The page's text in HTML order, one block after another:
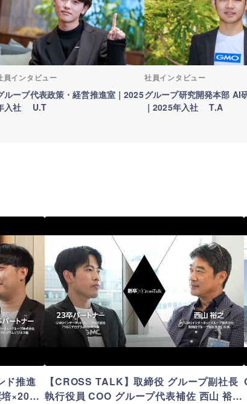
員インタビュー
ループ代表政策・経営推進室｜2025
入社 U.T
社員インタビュー
グループ研究開発本部 AI
｜2025年入社 T.A
ド推進
×2023
【CROSS TALK】取締役 グループ副社長
執行役員 COO グループ代表補佐 西山 裕之
フォローしました！
フォローをするとフォローした企業の〆切通
特別オファーが届く可能性が高まります
興味のある企業を気軽にフォローしてみまし
しばらくこのメッセージを表示しな
フォローするにはログインが必
フォローをするとフォローした企業からのイベン
特別オファーが届く可能性が高まります
会員登録 ログイ
プレエントリーが完了しま
業から一定期間内に案内がありますので、そちらを
OK
プレエントリーボタン押下後、企業サイトに遷移
マイページ登録を完了させる必要がございますの
ると企業イベントの締切案内やリマインドメールな
OK